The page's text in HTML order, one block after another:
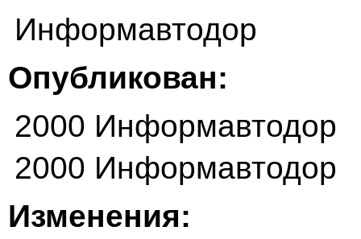
Информавтодор
Опубликован:
2000 Информавтодор
2000 Информавтодор
Изменения: